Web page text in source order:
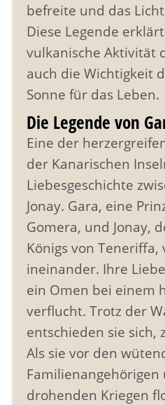
befreite und das
Diese Legende
vulkanische Aktivität
auch die Wichtigkeit
Sonne für das Leben.
Die Legende von
Eine der
der Kanarischen
Liebesgeschichte
Jonay. Gara, eine
Gomera, und Jonay,
Königs von
ineinander. Ihre
ein Omen bei einem
verflucht. Trotz der
entschieden sie sich,
Als sie vor den
Familienangehörigen
drohenden Kriegen